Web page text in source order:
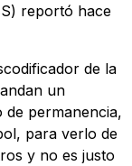
reportó hace
de la
un
permanencia,
para verlo de
y no es justo